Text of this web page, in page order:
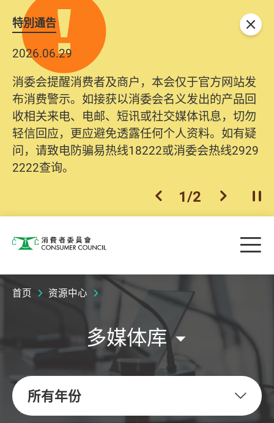
特別通告
2026.06.29
消委会提醒消费者及商户，本会仅于官方网站发
布消费警示。如接获以消委会名义发出的产品回
收相关来电、电邮、短讯或社交媒体讯息，切勿
轻信回应，更应避免透露任何个人资料。如有疑
问，请致电防骗易热线18222或消委会热线2929
2222查询。
2025.10.31
为提升使用者体验及网络安全，本会的投诉处理
系统已经进行升级及推出新功能。由2025年11月
10日起，消费者需要提供基本联络资料（包括姓
名、电邮及电话）注册帐户，才可提交投诉、查
询及建议。所有提交纪录将清晰整合于帐户中，
方便日后作出跟进。
上一个
2/2 下一个开
关闭
消费者委员会 目
首页 资源中心
多媒体库
所有年份